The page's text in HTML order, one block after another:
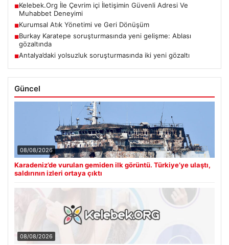
■Kelebek.Org İle Çevrim içi İletişimin Güvenli Adresi Ve
Muhabbet Deneyimi
■Kurumsal Atık Yönetimi ve Geri Dönüşüm
■Burkay Karatepe soruşturmasında yeni gelişme: Ablası
gözaltında
■Antalya’daki yolsuzluk soruşturmasında iki yeni gözaltı
Güncel
08/08/2026
Karadeniz’de vurulan gemiden ilk görüntü. Türkiye’ye ulaştı,
saldırının izleri ortaya çıktı
08/08/2026